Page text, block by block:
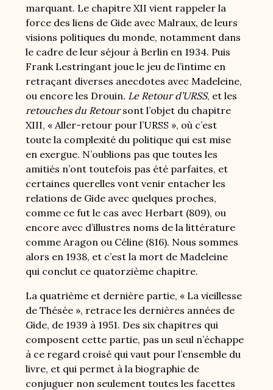
marquant. Le chapitre XII vient rappeler la
force des liens de Gide avec Malraux, de leurs
visions politiques du monde, notamment dans
le cadre de leur séjour à Berlin en 1934. Puis
Frank Lestringant joue le jeu de l’intime en
retraçant diverses anecdotes avec Madeleine,
ou encore les Drouin. Le Retour d’URSS, et les
retouches du Retoursont l’objet du chapitre
XIII, « Aller-retour pour l’URSS », où c’est
toute la complexité du politique qui est mise
en exergue. N’oublions pas que toutes les
amitiés n’ont toutefois pas été parfaites, et
certaines querelles vont venir entacher les
relations de Gide avec quelques proches,
comme ce fut le cas avec Herbart (809), ou
encore avec d’illustres noms de la littérature
comme Aragon ou Céline (816). Nous sommes
alors en 1938, et c’est la mort de Madeleine
qui conclut ce quatorzième chapitre.
La quatrième et dernière partie, « La vieillesse
de Thésée », retrace les dernières années de
Gide, de 1939 à 1951. Des six chapitres qui
composent cette partie, pas un seul n’échappe
à ce regard croisé qui vaut pour l’ensemble du
livre, et qui permet à la biographie de
conjuguer non seulement toutes les facettes